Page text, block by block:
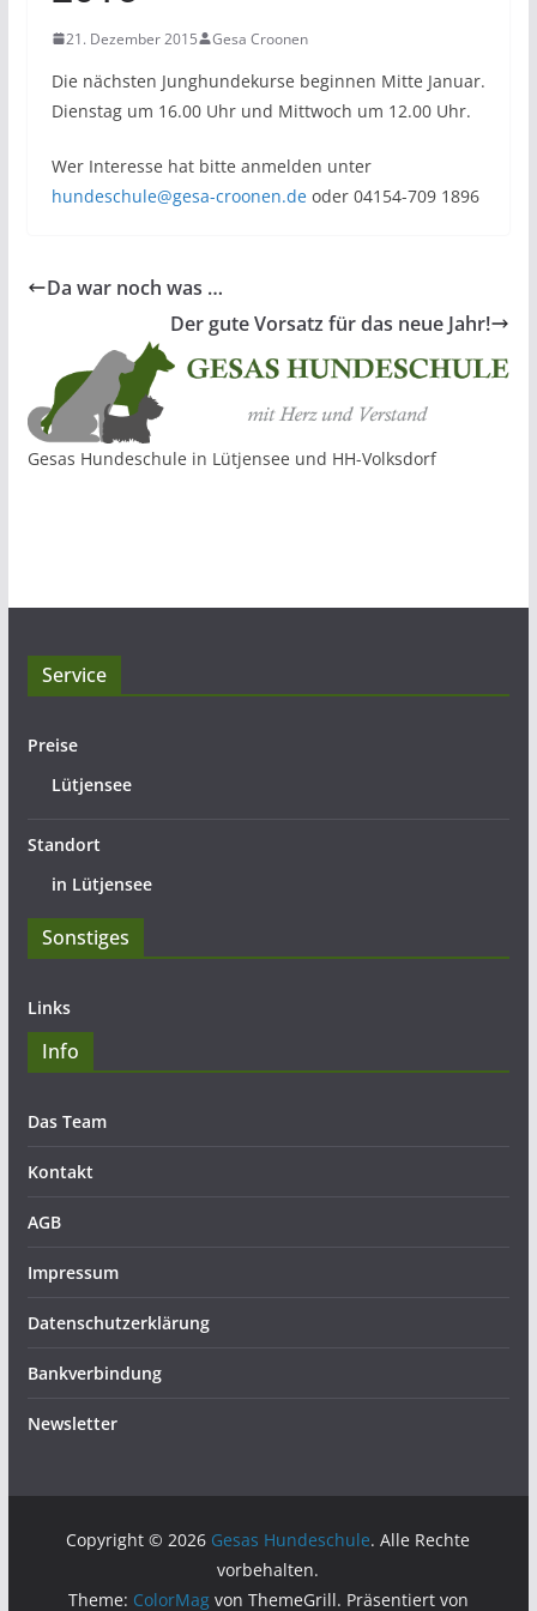
21. Dezember 2015 Gesa Croonen
Die nächsten Junghundekurse beginnen Mitte Januar.
Dienstag um 16.00 Uhr und Mittwoch um 12.00 Uhr.
Wer Interesse hat bitte anmelden unter
hundeschule@gesa-croonen.deoder 04154-709 1896
Da war noch was …
Der gute Vorsatz für das neue Jahr!
Gesas Hundeschule in Lütjensee und HH-Volksdorf
Service
Preise
Lütjensee
Standort
in Lütjensee
Sonstiges
Links
Info
Das Team
Kontakt
AGB
Impressum
Datenschutzerklärung
Bankverbindung
Newsletter
Copyright © 2026 Gesas Hundeschule. Alle Rechte
vorbehalten.
Theme: ColorMagvon ThemeGrill. Präsentiert von